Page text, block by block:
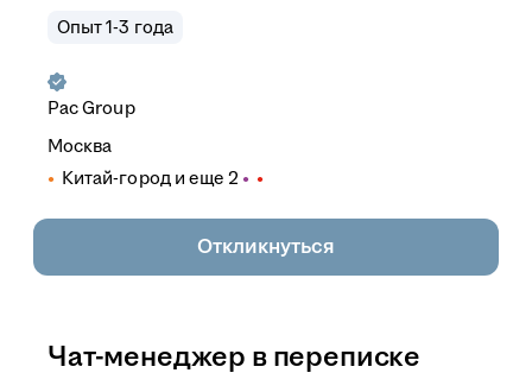
Опыт 1-3 года
Pac Group
Москва
Китай-город и еще 2
Откликнуться
Чат-менеджер в переписке